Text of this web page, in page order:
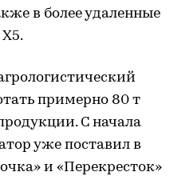
в более удаленные
примерно 80 т
С начала
уже поставил в
и «Перекресток»